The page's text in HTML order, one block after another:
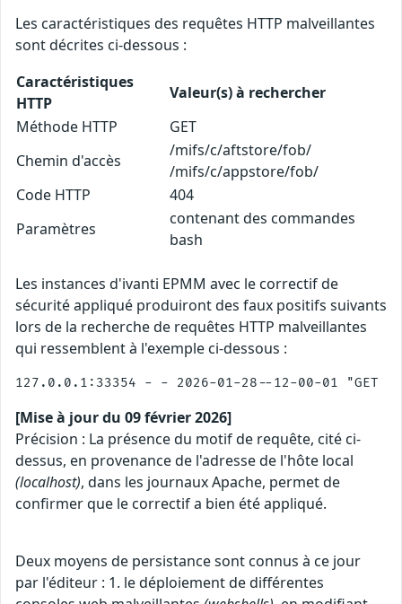
Les caractéristiques des requêtes HTTP malveillantes
sont décrites ci-dessous :
Caractéristiques
HTTP
Valeur(s) à rechercher
Méthode HTTP
GET
Chemin d'accès
/mifs/c/aftstore/fob/
/mifs/c/appstore/fob/
Code HTTP
404
Paramètres
contenant des commandes
bash
Les instances d'ivanti EPMM avec le correctif de
sécurité appliqué produiront des faux positifs suivants
lors de la recherche de requêtes HTTP malveillantes
qui ressemblent à l'exemple ci-dessous :
[Mise à jour du 09 février 2026]
Précision : La présence du motif de requête, cité ci-
dessus, en provenance de l'adresse de l'hôte local
(localhost), dans les journaux Apache, permet de
confirmer que le correctif a bien été appliqué.
Deux moyens de persistance sont connus à ce jour
par l'éditeur : 1. le déploiement de différentes